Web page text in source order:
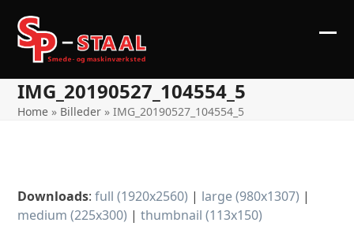
content
IMG_20190527_104554_5
Home » Billeder »IMG_20190527_104554_5
Downloads:full (1920x2560) | large (980x1307) |
medium (225x300) |thumbnail (113x150)